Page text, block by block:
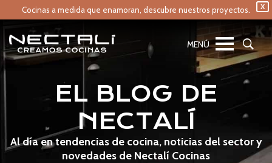
X
Cocinas a medida que enamoran, descubre nuestros proyectos.
EL BLOG DE
NECTALÍ
Al día en tendencias de cocina, noticias del sector y
novedades de Nectalí Cocinas